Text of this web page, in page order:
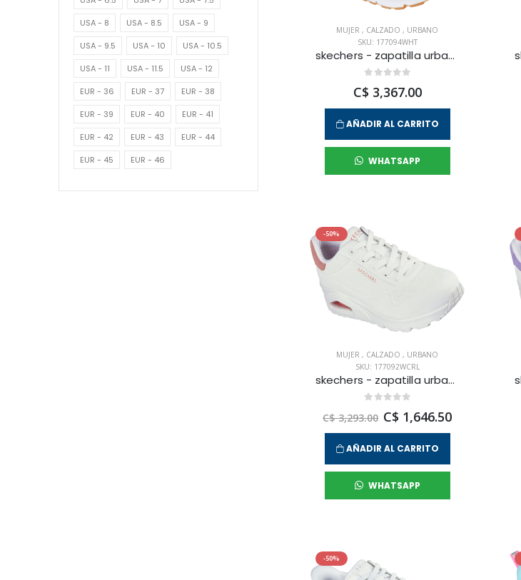
MUJER, CALZADO, URBANO
SKU: 177094WHT
skechers - zapatilla urbana uno para mujer
C$ 3,367.00
AÑADIR AL CARRITO
WHATSAPP
-50%
MUJER, CALZADO, URBANO
SKU: 177092WCRL
skechers - zapatilla urbana uno - pop back para mujer
C$ 3,293.00 C$ 1,646.50
AÑADIR AL CARRITO
WHATSAPP
-50%
USA - 8
USA - 8.5
USA - 9
USA - 9.5
USA - 10
USA - 10.5
USA - 11
USA - 11.5
USA - 12
EUR - 36
EUR - 37
EUR - 38
EUR - 39
EUR - 40
EUR - 41
EUR - 42
EUR - 43
EUR - 44
EUR - 45
EUR - 46